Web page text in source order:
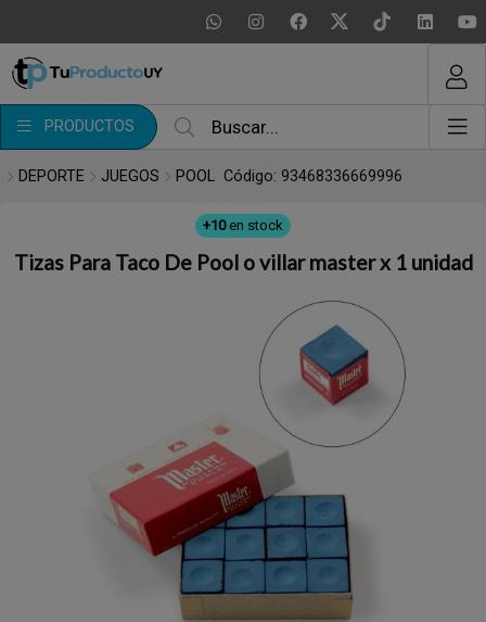
PRODUCTOS
MI COMPRA
DEPORTE JUEGOS POOL Código: 93468336669996
+10 en stock
Tizas Para Taco De Pool o villar master x 1 unidad